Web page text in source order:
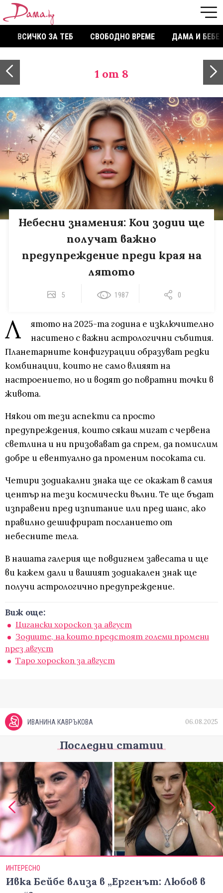
ВСИЧКО ЗА ТЕБ СВОБОДНО ВРЕМЕ ДАМА И БЕБЕ
1 от 8
Небесни знамения: Кои зодии ще
получат важно
предупреждение преди края на
лятото
5 1987 0
Л
ятото на 2025-та година е изключително
наситено с важни астрологични събития.
Планетарните конфигурации образуват редки
комбинации, които не само влияят на
настроението, но и водят до повратни точки в
живота.
Някои от тези аспекти са просто
предупреждения, които сякаш мигат с червена
светлина и ни призовават да спрем, да помислим
добре и евентуално да променим посоката си.
Четири зодиакални знака ще се окажат в самия
център на тези космически вълни. Те ще бъдат
изправени пред изпитание или пред шанс, ако
правилно дешифрират посланието от
небесните тела.
В нашата галерия ще повдигнем завесата и ще
ви кажем дали и вашият зодиакален знак ще
получи астрологично предупреждение.
Виж още:
Цигански хороскоп за август
Зодиите, на които предстоят големи промени
през август
Таро хороскоп за август
ИВАНИНА КАВРЪКОВА 06.08.2025
Последни статии
ИНТЕРЕСНО
Ивка Бейбе влиза в „Ергенът: Любов в